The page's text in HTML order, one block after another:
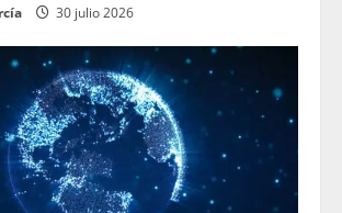
30 julio 2026